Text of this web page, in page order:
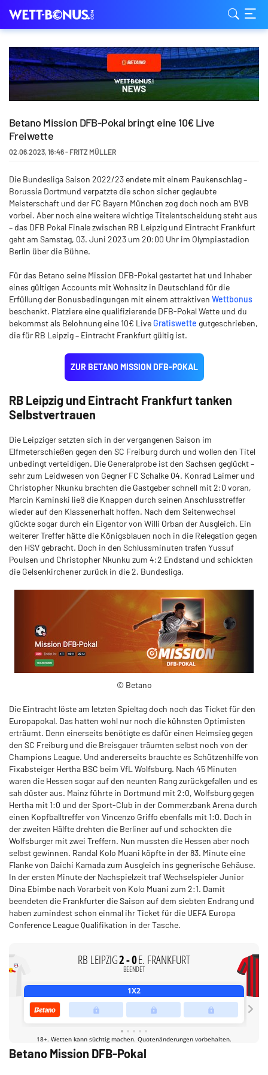
Betano Mission DFB-Pokal bringt eine 10€ Live
Freiwette
02.06.2023,16:46- FRITZ MÜLLER
Die Bundesliga Saison 2022/23 endete mit einem Paukenschlag –
Borussia Dortmund verpatzte die schon sicher geglaubte
Meisterschaft und der FC Bayern München zog doch noch am BVB
vorbei. Aber noch eine weitere wichtige Titelentscheidung steht aus
– das DFB Pokal Finale zwischen RB Leipzig und Eintracht Frankfurt
geht am Samstag, 03. Juni 2023 um 20:00 Uhr im Olympiastadion
Berlin über die Bühne.
Für das Betano seine Mission DFB-Pokal gestartet hat und Inhaber
eines gültigen Accounts mit Wohnsitz in Deutschland für die
Erfüllung der Bonusbedingungen mit einem attraktiven Wettbonus
beschenkt. Platziere eine qualifizierende DFB-Pokal Wette und du
bekommst als Belohnung eine 10€ LiveGratiswette gutgeschrieben,
die für RB Leipzig – Eintracht Frankfurt gültig ist.
ZUR BETANO MISSION DFB-POKAL
RB Leipzig und Eintracht Frankfurt tanken
Selbstvertrauen
Die Leipziger setzten sich in der vergangenen Saison im
Elfmeterschießen gegen den SC Freiburg durch und wollen den Titel
unbedingt verteidigen. Die Generalprobe ist den Sachsen geglückt –
sehr zum Leidwesen von Gegner FC Schalke 04. Konrad Laimer und
Christopher Nkunku brachten die Gastgeber schnell mit 2:0 voran,
Marcin Kaminski ließ die Knappen durch seinen Anschlusstreffer
wieder auf den Klassenerhalt hoffen. Nach dem Seitenwechsel
glückte sogar durch ein Eigentor von Willi Orban der Ausgleich. Ein
weiterer Treffer hätte die Königsblauen noch in die Relegation gegen
den HSV gebracht. Doch in den Schlussminuten trafen Yussuf
Poulsen und Christopher Nkunku zum 4:2 Endstand und schickten
die Gelsenkirchener zurück in die 2. Bundesliga.
© Betano
Die Eintracht löste am letzten Spieltag doch noch das Ticket für den
Europapokal. Das hatten wohl nur noch die kühnsten Optimisten
erträumt. Denn einerseits benötigte es dafür einen Heimsieg gegen
den SC Freiburg und die Breisgauer träumten selbst noch von der
Champions League. Und andererseits brauchte es Schützenhilfe von
Fixabsteiger Hertha BSC beim VfL Wolfsburg. Nach 45 Minuten
waren die Hessen sogar auf den neunten Rang zurückgefallen und es
sah düster aus. Mainz führte in Dortmund mit 2:0, Wolfsburg gegen
Hertha mit 1:0 und der Sport-Club in der Commerzbank Arena durch
einen Kopfballtreffer von Vincenzo Griffo ebenfalls mit 1:0. Doch in
der zweiten Hälfte drehten die Berliner auf und schockten die
Wolfsburger mit zwei Treffern. Nun mussten die Hessen aber noch
selbst gewinnen. Randal Kolo Muani köpfte in der 83. Minute eine
Flanke von Daichi Kamada zum Ausgleich ins gegnerische Gehäuse.
In der ersten Minute der Nachspielzeit traf Wechselspieler Junior
Dina Ebimbe nach Vorarbeit von Kolo Muani zum 2:1. Damit
beendeten die Frankfurter die Saison auf dem siebten Endrang und
haben zumindest schon einmal ihr Ticket für die UEFA Europa
Conference League Qualifikation in der Tasche.
Betano Mission DFB-Pokal